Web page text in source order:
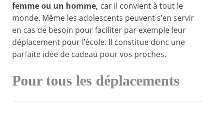
femme ou un homme, car il convient à tout le
monde. Même les adolescents peuvent s’en servir
en cas de besoin pour faciliter par exemple leur
déplacement pour l’école. Il constitue donc une
parfaite idée de cadeau pour vos proches.
Pour tous les déplacements